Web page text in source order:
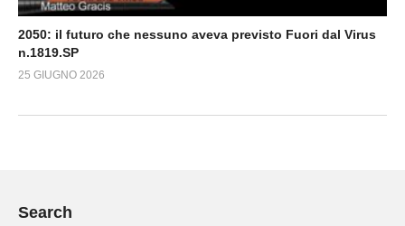
2050: il futuro che nessuno aveva previsto Fuori dal Virus
n.1819.SP
25 GIUGNO 2026
Search